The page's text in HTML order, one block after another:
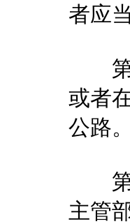
者应
第
或者
公路。
第
主管